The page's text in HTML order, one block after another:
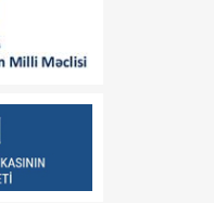
08 Avqust